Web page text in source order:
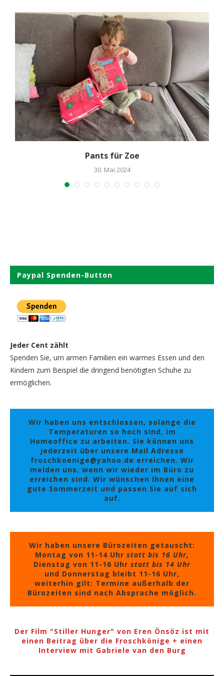
Pants für Zoe
30. Mai 2024
Paypal Spenden-Button
Jeder Cent zählt
Spenden Sie, um armen Familien ein warmes Essen und den
Kindern zum Beispiel die dringend benötigten Schuhe zu
ermöglichen.
Wir haben uns entschlossen, solange die
Temperaturen so hoch sind, im
Homeoffice zu arbeiten. Sie können uns
jederzeit über unsere Mail Adresse
froschkoenige@yahoo.de erreichen. Wir
melden uns, wenn wir wieder im Büro zu
erreichen sind. Wir wünschen Ihnen eine
gute Sommerzeit und passen Sie auf sich
auf.
Wir haben unsere Bürozeiten getauscht:
Montag von 11-14 Uhr statt bis 16 Uhr,
Dienstag von 11-16 Uhr statt bis 14 Uhr
und Donnerstag bleibt 11-16 Uhr,
weiterhin gilt: Termine außerhalb der
Bürozeiten sind nach Absprache möglich.
Der Film "Stiller Hunger" von Eren Önsöz ist mit
einen Beitrag über die Froschkönige + einen
Interview mit Gabriele van den Burg